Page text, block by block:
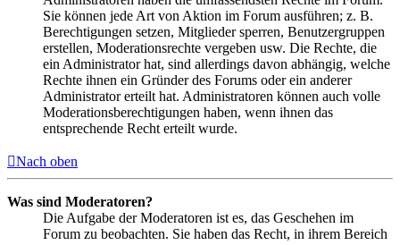
Sie können jede Art von Aktion im Forum ausführen; z. B.
Berechtigungen setzen, Mitglieder sperren, Benutzergruppen
erstellen, Moderationsrechte vergeben usw. Die Rechte, die
ein Administrator hat, sind allerdings davon abhängig, welche
Rechte ihnen ein Gründer des Forums oder ein anderer
Administrator erteilt hat. Administratoren können auch volle
Moderationsberechtigungen haben, wenn ihnen das
entsprechende Recht erteilt wurde.
Nach oben
Was sind Moderatoren?
Die Aufgabe der Moderatoren ist es, das Geschehen im
Forum zu beobachten. Sie haben das Recht, in ihrem Bereich